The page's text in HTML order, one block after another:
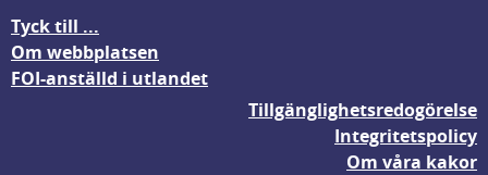
Tyck till ...
Om webbplatsen
FOI-anställd i utlandet
Tillgänglighetsredogörelse
Integritetspolicy
Om våra kakor